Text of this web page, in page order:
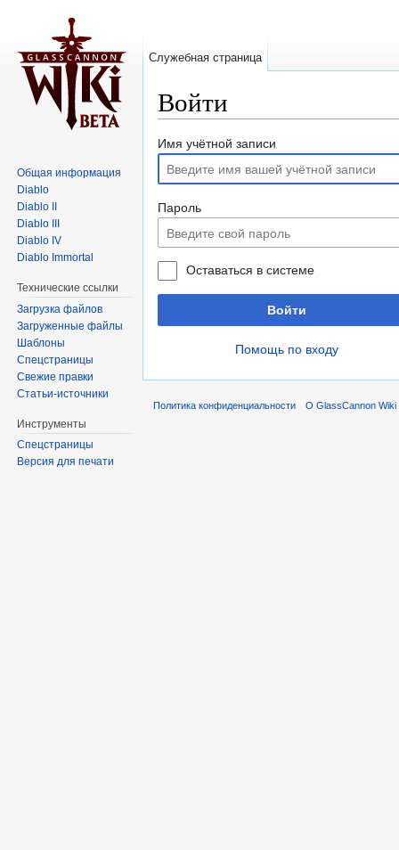
Войти
Имя учётной записи
Пароль
Оставаться в системе
Войти
Помощь по входу
Служебная страница
Общая информация
Diablo
Diablo II
Diablo III
Diablo IV
Diablo Immortal
Технические ссылки
Загрузка файлов
Загруженные файлы
Шаблоны
Спецстраницы
Свежие правки
Статьи-источники
Инструменты
Спецстраницы
Версия для печати
Политика конфиденциальности О GlassCannon Wiki